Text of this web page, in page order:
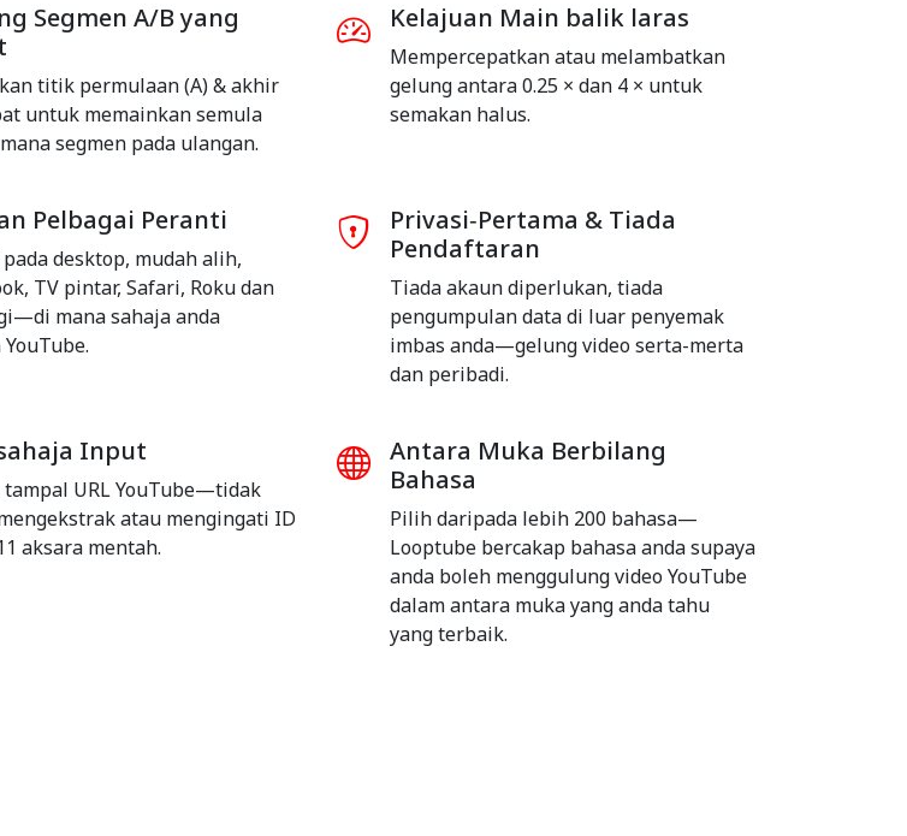
Segmen A/B yang
titik permulaan (A) & akhir
untuk memainkan semula
segmen pada ulangan.
Kelajuan Main balik laras
Mempercepatkan atau melambatkan
gelung antara 0.25 × dan 4 × untuk
semakan halus.
Pelbagai Peranti
desktop, mudah alih,
TV pintar, Safari, Roku dan
mana sahaja anda
Privasi‑Pertama & Tiada
Pendaftaran
Tiada akaun diperlukan, tiada
pengumpulan data di luar penyemak
imbas anda—gelung video serta-merta
dan peribadi.
Input
tampal URL YouTube—tidak
atau mengingati ID
aksara mentah.
Antara Muka Berbilang
Bahasa
Pilih daripada lebih 200 bahasa—
Looptube bercakap bahasa anda supaya
anda boleh menggulung video YouTube
dalam antara muka yang anda tahu
yang terbaik.